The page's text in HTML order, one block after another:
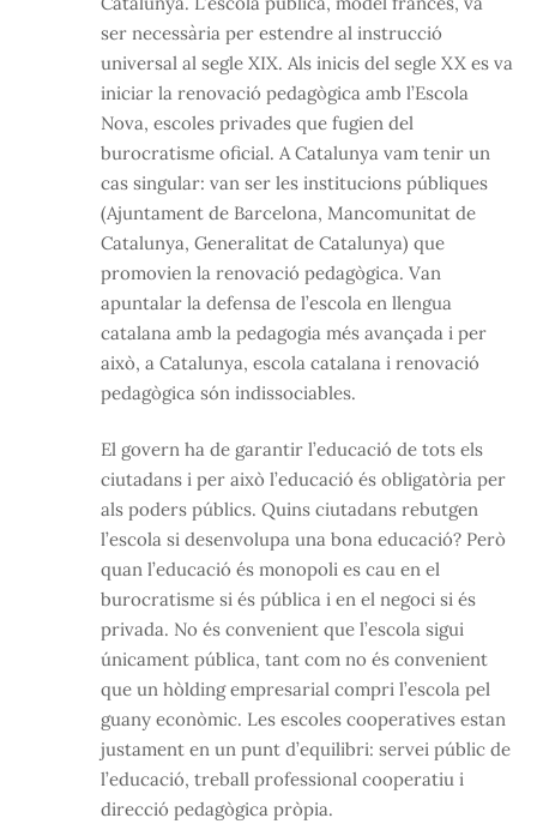
ser necessària per estendre al instrucció
universal al segle XIX. Als inicis del segle XX es va
iniciar la renovació pedagògica amb l’Escola
Nova, escoles privades que fugien del
burocratisme oficial. A Catalunya vam tenir un
cas singular: van ser les institucions públiques
(Ajuntament de Barcelona, Mancomunitat de
Catalunya, Generalitat de Catalunya) que
promovien la renovació pedagògica. Van
apuntalar la defensa de l’escola en llengua
catalana amb la pedagogia més avançada i per
això, a Catalunya, escola catalana i renovació
pedagògica són indissociables.
El govern ha de garantir l’educació de tots els
ciutadans i per això l’educació és obligatòria per
als poders públics. Quins ciutadans rebutgen
l’escola si desenvolupa una bona educació? Però
quan l’educació és monopoli es cau en el
burocratisme si és pública i en el negoci si és
privada. No és convenient que l’escola sigui
únicament pública, tant com no és convenient
que un hòlding empresarial compri l’escola pel
guany econòmic. Les escoles cooperatives estan
justament en un punt d’equilibri: servei públic de
l’educació, treball professional cooperatiu i
direcció pedagògica pròpia.